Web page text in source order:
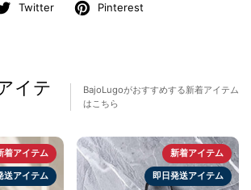
15時までご注文で当日発送いたします。
Twitter Pinterest
イテ
BajoLugoがおすすめする新着アイテム
はこちら
着アイテム
送アイテム
新着アイテム
即日発送アイテム